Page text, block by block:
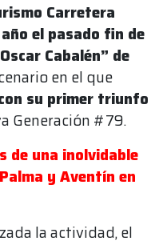
Carretera
el pasado fin de
Cabalén” de
en el que
su primer triunfo
Generación #79.
de una inolvidable
y Aventín en
la actividad, el